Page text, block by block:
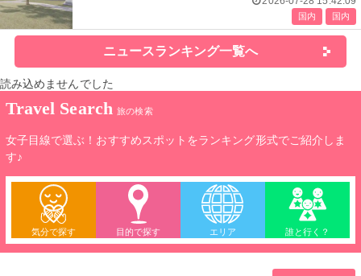
国内 国内
ニュースランキング一覧へ
読み込めませんでした
Travel Search 旅の検索
女子目線で選ぶ！おすすめスポットをランキング形式でご紹介しま
す♪
気分で探す 目的で探す エリア 誰と行く？